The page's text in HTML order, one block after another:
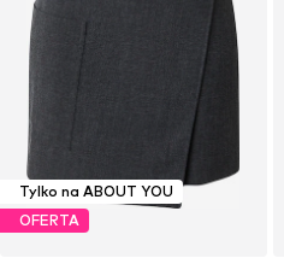
Tylko na ABOUT YOU
OFERTA